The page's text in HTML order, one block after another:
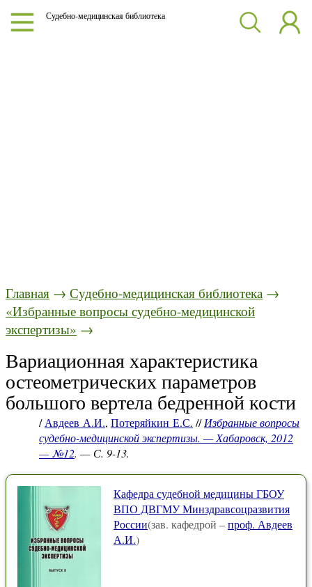
Судебно-медицинская библиотека
Главная → Судебно-медицинская библиотека →
«Избранные вопросы судебно-медицинской
экспертизы» →
Вариационная характеристика
остеометрических параметров
большого вертела бедренной кости
/Авдеев А.И., Потеряйкин Е.С. //Избранные вопросы
судебно-медицинской экспертизы. — Хабаровск, 2012
— №12. — С. 9-13.
Кафедра судебной медицины ГБОУ
ВПО ДВГМУ Минздравсоцразвития
России(зав. кафедрой –проф. Авдеев
А.И.)